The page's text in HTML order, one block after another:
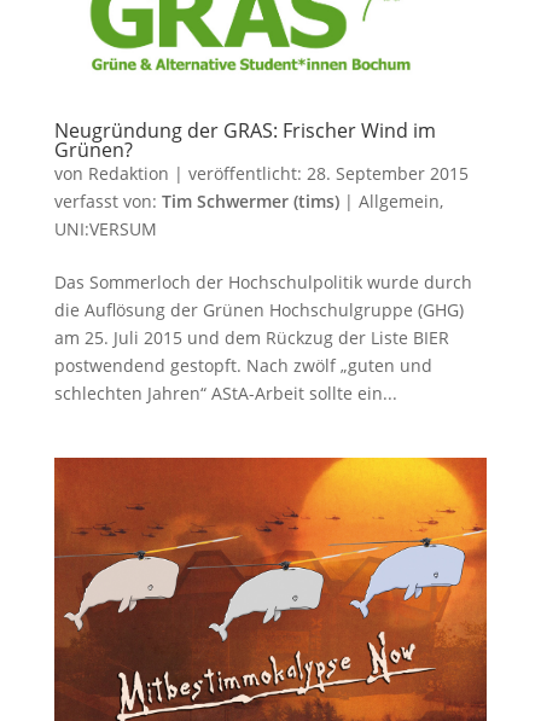
Neugründung der GRAS: Frischer Wind im
Grünen?
von Redaktion | veröffentlicht: 28. September 2015
verfasst von: Tim Schwermer (tims)| Allgemein,
UNI:VERSUM
Das Sommerloch der Hochschulpolitik wurde durch
die Auflösung der Grünen Hochschulgruppe (GHG)
am 25. Juli 2015 und dem Rückzug der Liste BIER
postwendend gestopft. Nach zwölf „guten und
schlechten Jahren“ AStA-Arbeit sollte ein...